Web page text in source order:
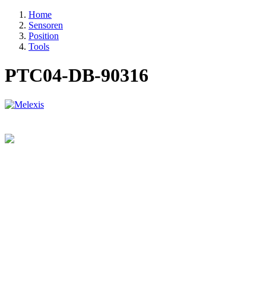
Home
Sensoren
Position
Tools
PTC04-DB-90316